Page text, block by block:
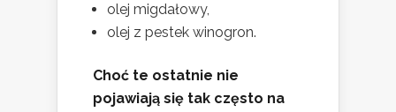
olej migdałowy,
olej z pestek winogron.
Choć te ostatnie nie
pojawiają się tak często na